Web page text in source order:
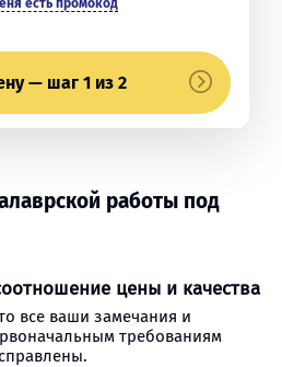
— шаг 1 из 2
работы под
цены и качества
все ваши замечания и
требованиям